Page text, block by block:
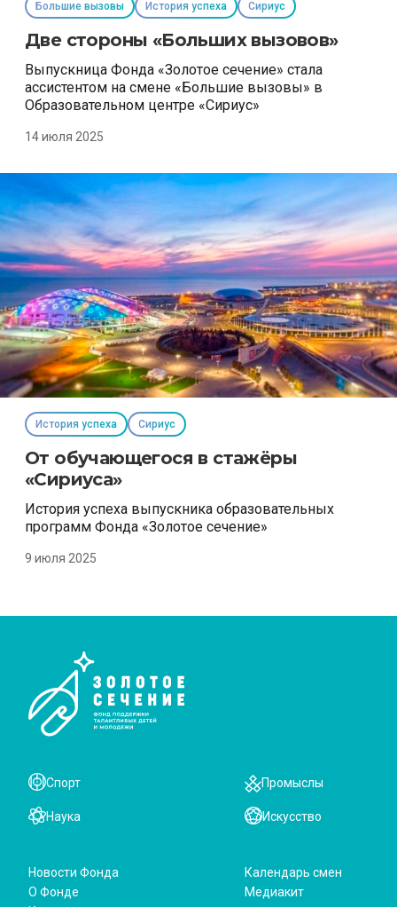
Большие вызовы История успеха Сириус
Две стороны «Больших вызовов»
Выпускница Фонда «Золотое сечение» стала
ассистентом на смене «Большие вызовы» в
Образовательном центре «Сириус»
14 июля 2025
История успеха Сириус
От обучающегося в стажёры
«Сириуса»
История успеха выпускника образовательных
программ Фонда «Золотое сечение»
9 июля 2025
Наука
Спорт
Искусство
Промыслы
Новости Фонда
О Фонде
Календарь смен
Медиакит